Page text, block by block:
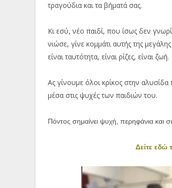
τραγούδια και τα βήματά σας.
Κι εσύ, νέο παιδί, που ίσως δεν
νιώσε, γίνε κομμάτι αυτής της
είναι ταυτότητα, είναι ρίζες, είναι ζωή.
Ας γίνουμε όλοι κρίκος στην
μέσα στις ψυχές των παιδιών του.
Πόντος σημαίνει ψυχή, περηφάνια και
Δείτε εδώ